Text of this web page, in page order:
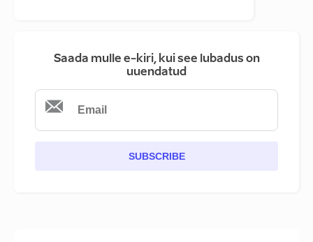
Saada mulle e-kiri, kui see lubadus on
uuendatud
SUBSCRIBE